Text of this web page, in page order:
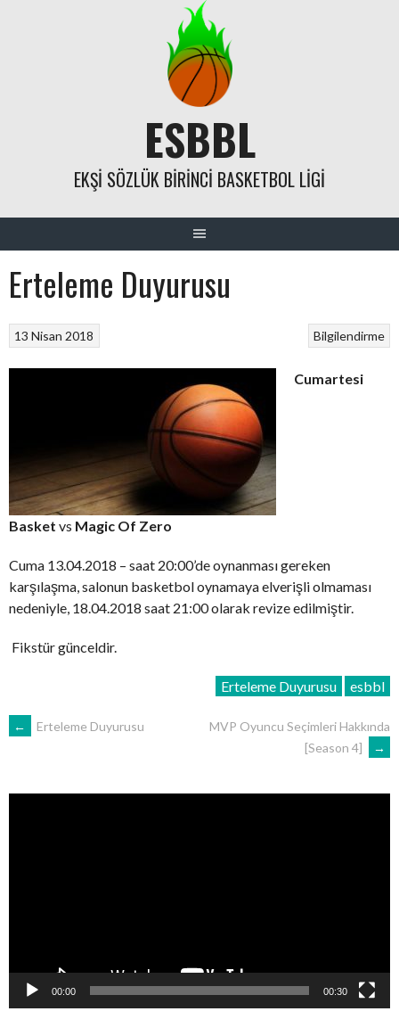
ESBBL
EKŞI SÖZLÜK BIRINCI BASKETBOL LIGI
Erteleme Duyurusu
Bilgilendirme
13 Nisan 2018
Cumartesi
Basket vs Magic Of Zero
Cuma 13.04.2018 – saat 20:00’de oynanması gereken
karşılaşma, salonun basketbol oynamaya elverişli olmaması
nedeniyle, 18.04.2018 saat 21:00 olarak revize edilmiştir.
Fikstür günceldir.
Erteleme Duyurusu esbbl
POST
NAVIGATION
← Erteleme Duyurusu
MVP Oyuncu Seçimleri Hakkında
[Season 4]
→
00:00 00:30